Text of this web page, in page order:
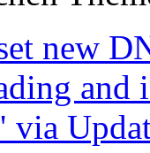
new
and
via